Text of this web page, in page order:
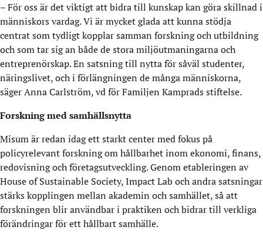
– För oss är det viktigt att bidra till kunskap kan göra skillnad i
människors vardag. Vi är mycket glada att kunna stödja
centrat som tydligt kopplar samman forskning och utbildning
och som tar sig an både de stora miljöutmaningarna och
entreprenörskap. En satsning till nytta för såväl studenter,
näringslivet, och i förlängningen de många människorna,
säger Anna Carlström, vd för Familjen Kamprads stiftelse.
Forskning med samhällsnytta
Misum är redan idag ett starkt center med fokus på
policyrelevant forskning om hållbarhet inom ekonomi, finans,
redovisning och företagsutveckling. Genom etableringen av
House of Sustainable Society, Impact Lab och andra satsningar
stärks kopplingen mellan akademin och samhället, så att
forskningen blir användbar i praktiken och bidrar till verkliga
förändringar för ett hållbart samhälle.